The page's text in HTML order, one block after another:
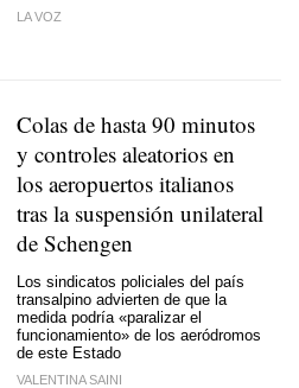
LA VOZ
Colas de hasta 90 minutos
y controles aleatorios en
los aeropuertos italianos
tras la suspensión unilateral
de Schengen
Los sindicatos policiales del país
transalpino advierten de que la
medida podría «paralizar el
funcionamiento» de los aeródromos
de este Estado
VALENTINA SAINI